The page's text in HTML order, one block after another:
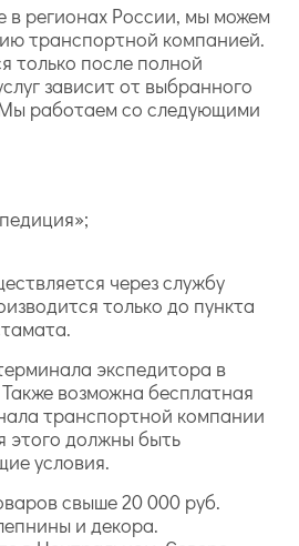
в регионах России, мы можем
транспортной компанией.
только после полной
зависит от выбранного
работаем со следующими
через службу
только до пункта
экспедитора в
возможна бесплатная
транспортной компании
этого должны быть
условия.
свыше 20 000 руб.
и декора.